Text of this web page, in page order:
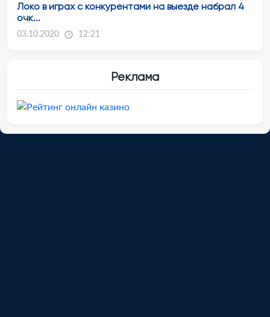
Локо в играх с конкурентами на выезде набрал 4
очк...
03.10.2020 12:21
Реклама